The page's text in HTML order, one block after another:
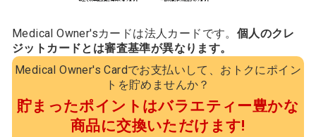
Medical Owner'sカードは法人カードです。 個人のクレ
ジットカードとは審査基準が異なります。
Medical Owner's Cardでお支払いして、おトクにポイン
トを貯めませんか？
貯まったポイントはバラエティー豊かな
商品に交換いただけます!